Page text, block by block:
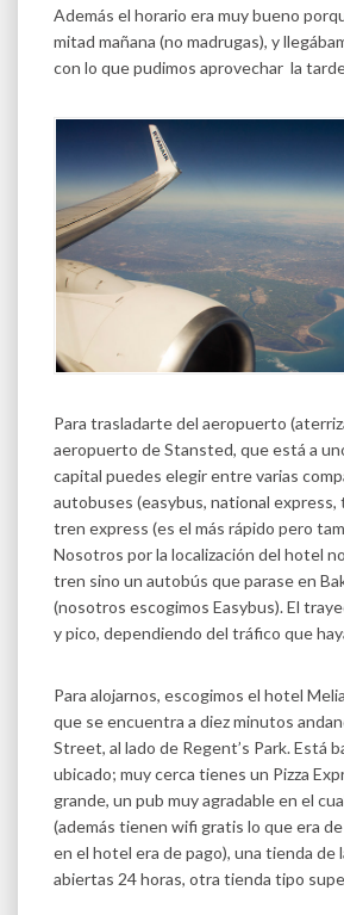
Además el horario era muy bueno
mitad mañana (no madrugas), y
con lo que pudimos aprovechar la
Para trasladarte del aeropuerto
aeropuerto de Stansted, que está a
capital puedes elegir entre varias
autobuses (easybus, national express,
tren express (es el más rápido pero
Nosotros por la localización del hotel
tren sino un autobús que parase en
(nosotros escogimos Easybus). El
y pico, dependiendo del tráfico que
Para alojarnos, escogimos el hotel
que se encuentra a diez minutos
Street, al lado de Regent’s Park. Está
ubicado; muy cerca tienes un Pizza
grande, un pub muy agradable en el
(además tienen wifi gratis lo que era
en el hotel era de pago), una tienda de
abiertas 24 horas, otra tienda tipo